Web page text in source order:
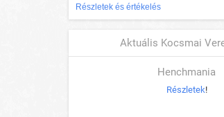
Részletek és értékelés
Aktuális Kocsmai
Henchmania
Részletek!